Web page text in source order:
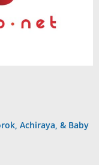
Achiraya, & Baby